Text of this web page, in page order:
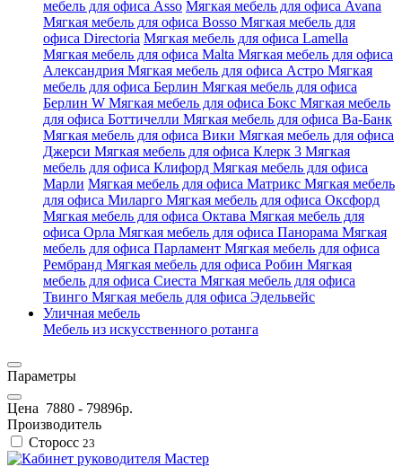
мебель для офиса Asso Мягкая мебель для офиса Avana
Мягкая мебель для офиса Bosso Мягкая мебель для
офиса Directoria Мягкая мебель для офиса Lamella
Мягкая мебель для офиса Malta Мягкая мебель для офиса
Александрия Мягкая мебель для офиса Астро Мягкая
мебель для офиса Берлин Мягкая мебель для офиса
Берлин W Мягкая мебель для офиса Бокс Мягкая мебель
для офиса Боттичелли Мягкая мебель для офиса Ва-Банк
Мягкая мебель для офиса Вики Мягкая мебель для офиса
Джерси Мягкая мебель для офиса Клерк 3 Мягкая
мебель для офиса Клифорд Мягкая мебель для офиса
Марли Мягкая мебель для офиса Матрикс Мягкая мебель
для офиса Миларго Мягкая мебель для офиса Оксфорд
Мягкая мебель для офиса Октава Мягкая мебель для
офиса Орла Мягкая мебель для офиса Панорама Мягкая
мебель для офиса Парламент Мягкая мебель для офиса
Рембранд Мягкая мебель для офиса Робин Мягкая
мебель для офиса Сиеста Мягкая мебель для офиса
Твинго Мягкая мебель для офиса Эдельвейс
Уличная мебель
Мебель из искусственного ротанга
Параметры
Цена 7880 - 79896р.
Производитель
Сторосс 23